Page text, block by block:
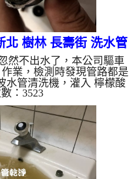
北 樹林 長壽街 洗水管
然不出水了，本公司驅車
業，檢測時發現管路都是
水管清洗機，灌入 檸檬酸
分，開啟 水管清洗機 ，啟
洗出棕色髒水，還掉出不
，兩個多小時後，水管出
水，如水管老化，會產生
水就會是咖啡色，地下水
黑色管垢，洗出來的水會
色的水，是因為裡面有銅
生鏽產...
：3523